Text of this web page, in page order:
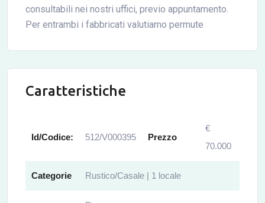
consultabili nei nostri uffici, previo appuntamento.
Per entrambi i fabbricati valutiamo permute
Caratteristiche
Id/Codice: 512/V000395 Prezzo
€
70.000
Categorie Rustico/Casale | 1 locale